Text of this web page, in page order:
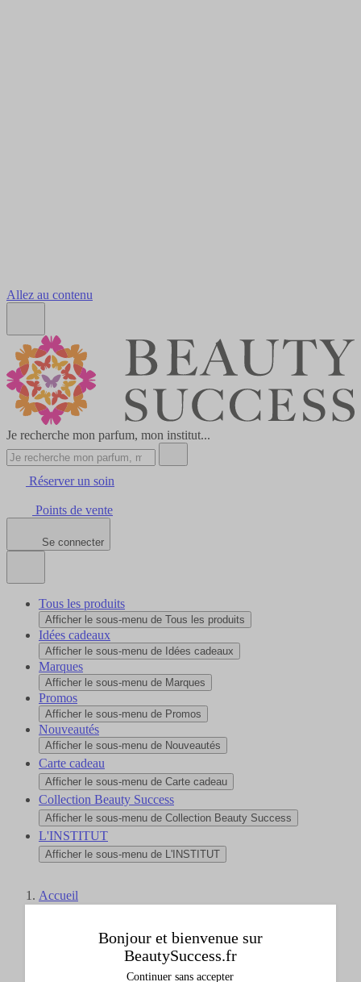
Allez au contenu
Je recherche mon parfum, mon institut...
Réserver un soin
Points de vente
Se connecter
Tous les produits
Afficher le sous-menu de Tous les produits
Idées cadeaux
Afficher le sous-menu de Idées cadeaux
Marques
Afficher le sous-menu de Marques
Promos
Afficher le sous-menu de Promos
Nouveautés
Afficher le sous-menu de Nouveautés
Carte cadeau
Afficher le sous-menu de Carte cadeau
Collection Beauty Success
Afficher le sous-menu de Collection Beauty Success
L'INSTITUT
Afficher le sous-menu de L'INSTITUT
Accueil
Idée par prixBonjour et bienvenue sur
BeautySuccess.fr
Continuer sans accepter